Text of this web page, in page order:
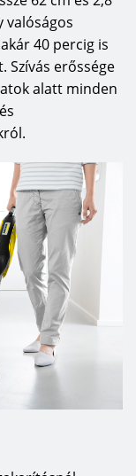
valóságos
40 percig is
Szívás erőssége
alatt minden